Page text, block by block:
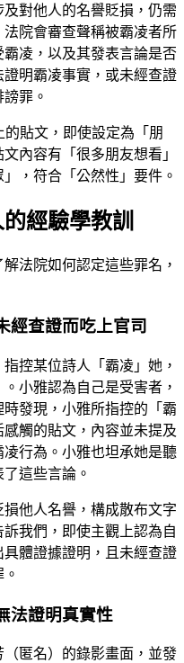
對他人的名譽貶損，仍需
院會審查聲稱被霸凌者所
凌，以及其發表言論是否
明霸凌事實，或未經查證
罪。
貼文，即使設定為「朋
內容有「很多朋友想看」
，符合「公然性」要件。
經驗學教訓
法院如何認定這些罪名，
經查證而吃上官司
控某位詩人「霸凌」她，
小雅認為自己是受害者，
發現，小雅所指控的「霸
觸的貼文，內容並未提及
行為。小雅也坦承她是聽
這些言論。
損他人名譽，構成散布文字
我們，即使主觀上認為自
體證據證明，且未經查證
法證明真實性
匿名）的錄影畫面，並發